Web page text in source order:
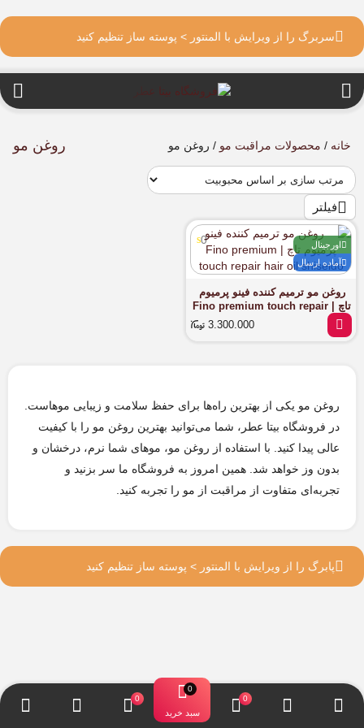
سربرگ را از ویرایش با المنتور > پوسته ساز تنظیم کنید
خانه / محصولات مراقبت مو / روغن مو روغن مو
فیلتر
اورجینال
آماده ارسال
0
روغن مو ترمیم کننده فینو پرمیوم
تاچ | Fino premium touch repair
hair oil shiseido
3.300.000
روغن مو یکی از بهترین راه‌ها برای حفظ سلامت و زیبایی موهاست.
در فروشگاه بیتا عطر، شما می‌توانید بهترین روغن مو را با کیفیت
عالی پیدا کنید. با استفاده از روغن مو، موهای شما نرم، درخشان و
بدون وز خواهد شد. همین امروز به فروشگاه ما سر بزنید و
تجربه‌ای متفاوت از مراقبت از مو را تجربه کنید.
پابرگ را از ویرایش با المنتور > پوسته ساز تنظیم کنید
سبد خرید